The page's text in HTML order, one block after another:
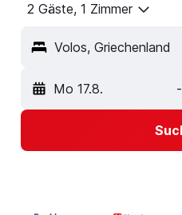
2 Gäste, 1 Zimmer
Volos, Griechenland
Mo 17.8. -